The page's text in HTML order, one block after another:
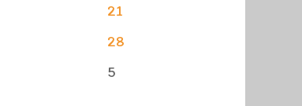
21
28
5